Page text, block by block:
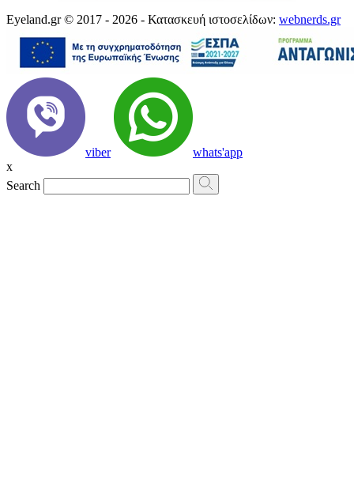
Eyeland.gr © 2017 - 2026 - Κατασκευή ιστοσελίδων: webnerds.gr
viber
whats'app
x
Search